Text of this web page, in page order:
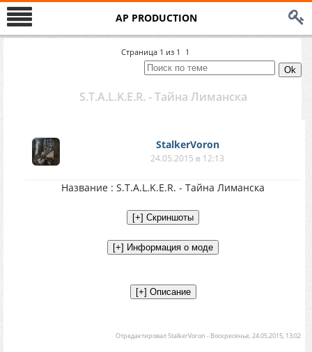
AP PRODUCTION
Страница 1 из 1 1
S.T.A.L.K.E.R. - Тайна Лиманска
StalkerVoron
24.05.2015 в 12:13
Название : S.T.A.L.K.E.R. - Тайна Лиманска
ОтредактировалStalkerVoron - Воскресенье, 24.05.2015, 13:02